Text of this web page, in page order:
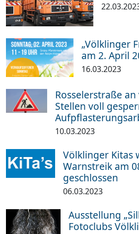
„Völklinger
am 2. April
16.03.2023
Rosselerstraße
Stellen voll
10.03.2023
Völklinger Kitas
Warnstreik am
geschlossen
06.03.2023
Ausstellung
Fotoclubs